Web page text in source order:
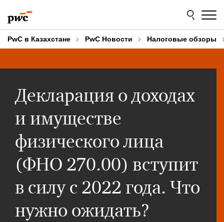
to
content
to
footer
PwC в Казахстане PwC Новости Налоговые обзоры
Декларация о доходах
и имуществе
физического лица
(ФНО 270.00) вступит
в силу с 2022 года. Что
нужно ожидать?